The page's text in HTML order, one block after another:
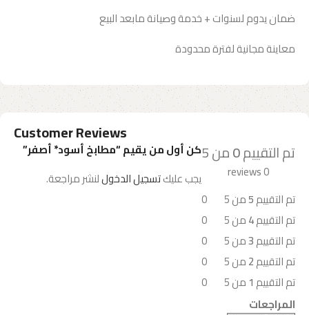
ضمان يدوم لسنوات + خدمة وصيانة مابعد البيع
معاينة مجانية لفترة محدودة
Customer Reviews
تم التقييم0من 5
0 reviews
تم التقييم5من 5
0
تم التقييم4من 5
0
تم التقييم3من 5
0
تم التقييم2من 5
0
تم التقييم 1 من 5
0
المراجعات
كن أول من يقيم “مطابخ أسود* أصفر”
يجب عليكتسجيل الدخوللنشر مراجعة.